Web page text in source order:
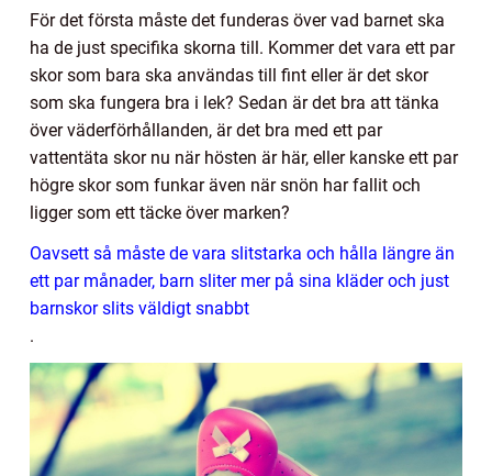
För det första måste det funderas över vad barnet ska
ha de just specifika skorna till. Kommer det vara ett par
skor som bara ska användas till fint eller är det skor
som ska fungera bra i lek? Sedan är det bra att tänka
över väderförhållanden, är det bra med ett par
vattentäta skor nu när hösten är här, eller kanske ett par
högre skor som funkar även när snön har fallit och
ligger som ett täcke över marken?
Oavsett så måste de vara slitstarka och hålla längre än
ett par månader, barn sliter mer på sina kläder och just
barnskor slits väldigt snabbt
.